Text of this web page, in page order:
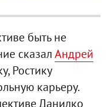
быть не
сказалАндрей
Ростику
карьеру.
Данилко